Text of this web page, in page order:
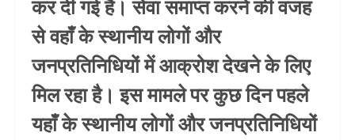
कर दी गई है। सेवा समाप्त करने की वजह
से वहाँ के स्थानीय लोगों और
जनप्रतिनिधियों में आक्रोश देखने के लिए
मिल रहा है। इस मामले पर कुछ दिन पहले
यहाँ के स्थानीय लोगों और जनप्रतिनिधियों